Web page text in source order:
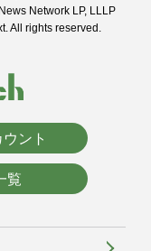
Network LP, LLLP
All rights reserved.
ント
覧